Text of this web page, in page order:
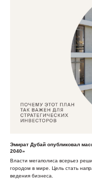
Эмират Дубай опубликовал
2040»
Власти мегаполиса всерьез
городом в мире. Цель стать
ведения бизнеса.